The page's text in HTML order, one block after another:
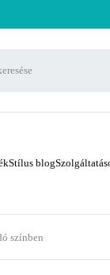
Stílus blog
színben